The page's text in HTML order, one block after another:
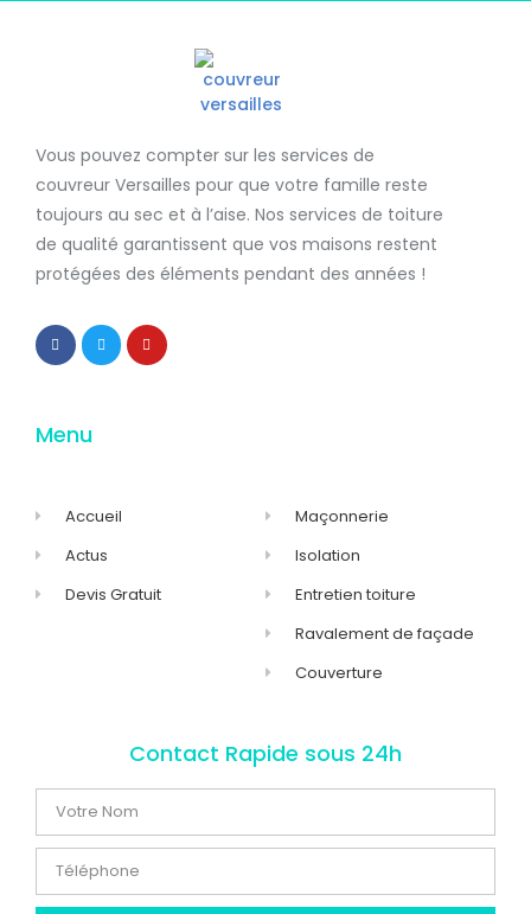
Vous pouvez compter sur les services de
couvreur Versailles pour que votre famille reste
toujours au sec et à l’aise. Nos services de toiture
de qualité garantissent que vos maisons restent
protégées des éléments pendant des années !
Menu
Accueil
Actus
Devis Gratuit
Maçonnerie
Isolation
Entretien toiture
Ravalement de façade
Couverture
Contact Rapide sous 24h